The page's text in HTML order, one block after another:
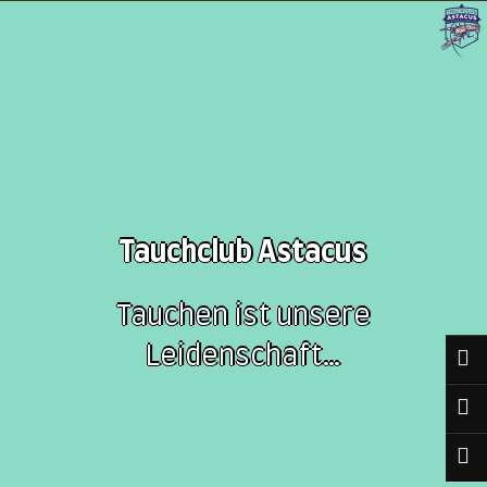
Tauchclub Astacus
Tauchen ist unsere
Leidenschaft…